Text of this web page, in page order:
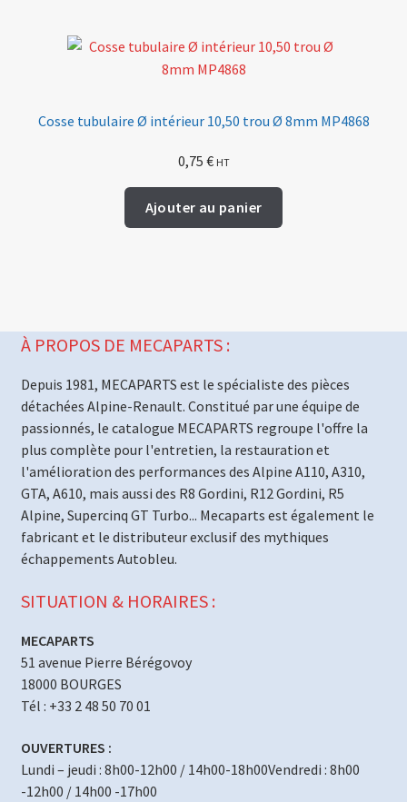
Cosse tubulaire Ø intérieur 10,50 trou Ø 8mm MP4868
0,75 € HT
Ajouter au panier
À PROPOS DE MECAPARTS :
Depuis 1981, MECAPARTS est le spécialiste des pièces
détachées Alpine-Renault. Constitué par une équipe de
passionnés, le catalogue MECAPARTS regroupe l'offre la
plus complète pour l'entretien, la restauration et
l'amélioration des performances des Alpine A110, A310,
GTA, A610, mais aussi des R8 Gordini, R12 Gordini, R5
Alpine, Supercinq GT Turbo... Mecaparts est également le
fabricant et le distributeur exclusif des mythiques
échappements Autobleu.
SITUATION & HORAIRES :
MECAPARTS
51 avenue Pierre Bérégovoy
18000 BOURGES
Tél : +33 2 48 50 70 01
OUVERTURES :
Lundi – jeudi : 8h00-12h00 / 14h00-18h00Vendredi : 8h00
-12h00 / 14h00 -17h00